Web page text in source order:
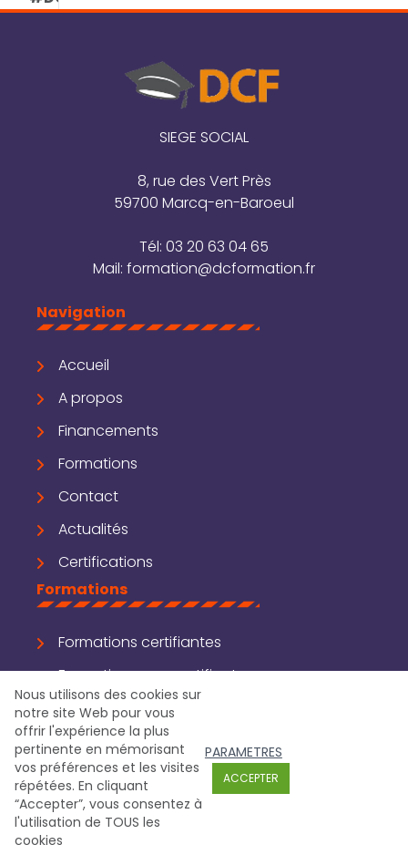
Nous utilisons des cookies sur
notre site Web pour vous
offrir l'expérience la plus
pertinente en mémorisant
vos préférences et les visites
répétées. En cliquant
“Accepter”, vous consentez à
l'utilisation de TOUS les
cookies
PARAMETRES
ACCEPTER
SIEGE SOCIAL
8, rue des Vert Près
59700 Marcq-en-Baroeul
Tél: 03 20 63 04 65
Mail: formation@dcformation.fr
Navigation
Accueil
A propos
Financements
Formations
Contact
Actualités
Certifications
Formations
Formations certifiantes
Formations non certifiantes
Sur mesure
Copyright © 2026 DCF Double Clic
Réclamation
Mentions légales
Confidentialité et cookies